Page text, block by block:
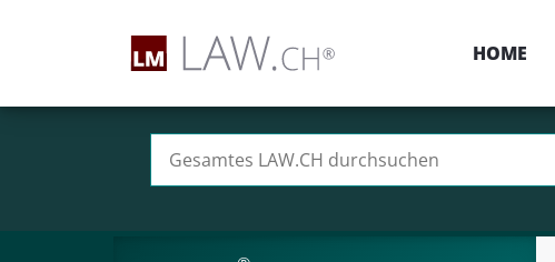
HOME